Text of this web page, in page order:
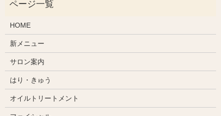
HOME
新メニュー
サロン案内
はり・きゅう
オイルトリートメント